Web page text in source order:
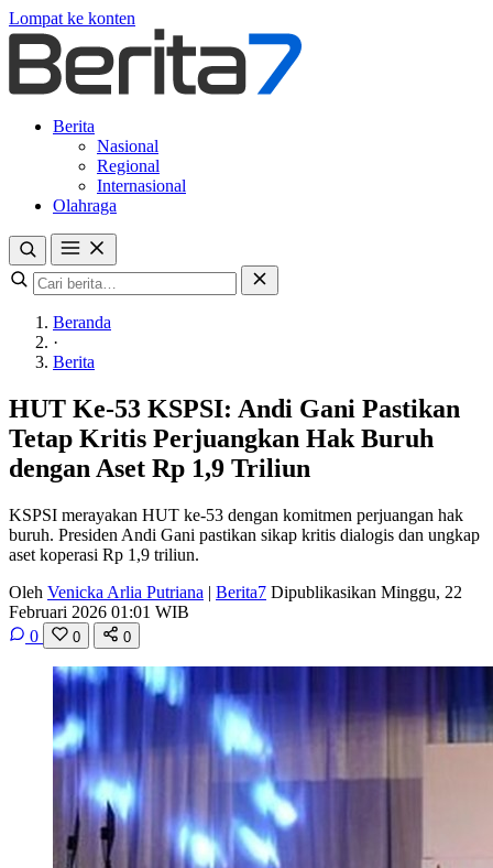
Lompat ke konten
Berita
Nasional
Regional
Internasional
Olahraga
Beranda
·
Berita
HUT Ke-53 KSPSI: Andi Gani Pastikan
Tetap Kritis Perjuangkan Hak Buruh
dengan Aset Rp 1,9 Triliun
KSPSI merayakan HUT ke-53 dengan komitmen perjuangan hak
buruh. Presiden Andi Gani pastikan sikap kritis dialogis dan ungkap
aset koperasi Rp 1,9 triliun.
Oleh Venicka Arlia Putriana | Berita7 Dipublikasikan Minggu, 22
Februari 2026 01:01 WIB
0
0 0